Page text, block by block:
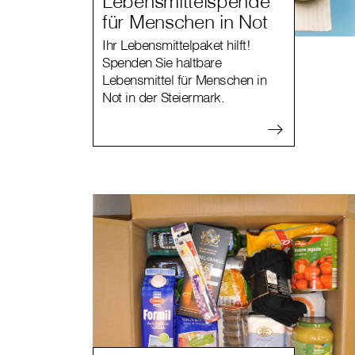
für Menschen in Not
Ihr Lebensmittelpaket hilft!
Spenden Sie haltbare
Lebensmittel für Menschen in
Not in der Steiermark.